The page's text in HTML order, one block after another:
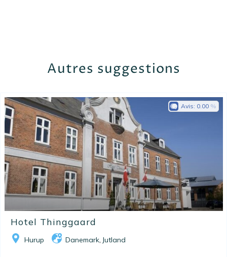
Autres suggestions
Hotel Thinggaard
Hurup Danemark, Jutland
Avis: 0.00